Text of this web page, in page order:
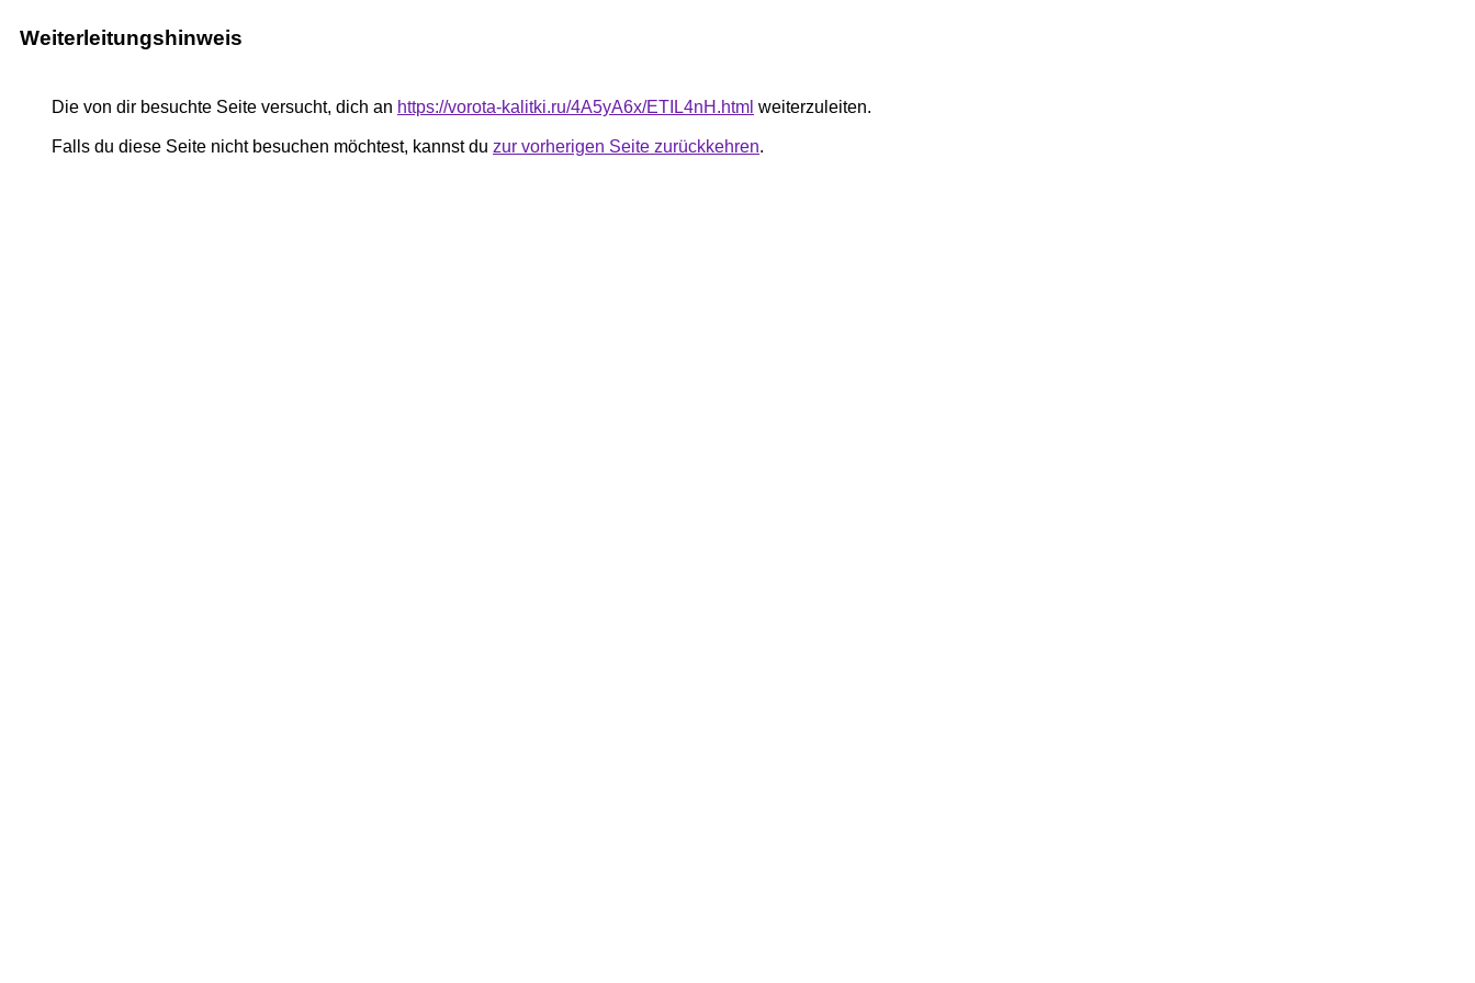
Weiterleitungshinweis
Die von dir besuchte Seite versucht, dich an https://vorota-kalitki.ru/4A5yA6x/ETIL4nH.html weiterzuleiten.
Falls du diese Seite nicht besuchen möchtest, kannst du zur vorherigen Seite zurückkehren.